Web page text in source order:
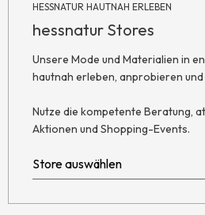
HESSNATUR HAUTNAH ERLEBEN
hessnatur Stores
Unsere Mode und Materialien in
hautnah erleben, anprobieren
Nutze die kompetente Beratung,
Aktionen und Shopping-Events.